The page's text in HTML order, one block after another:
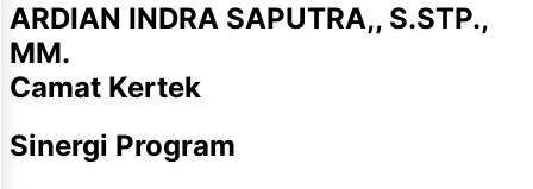
ARDIAN INDRA SAPUTRA,, S.STP.,
MM.
Camat Kertek
Sinergi Program